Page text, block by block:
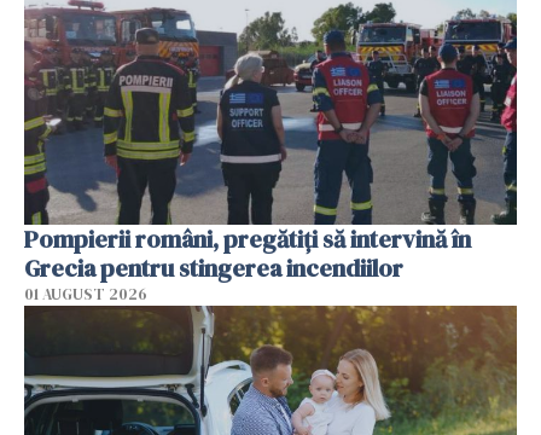
Pompierii români, pregătiţi să intervină în
Grecia pentru stingerea incendiilor
01 AUGUST 2026